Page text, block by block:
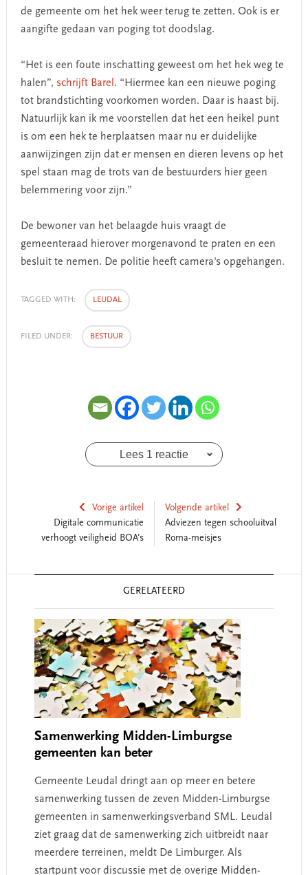
de gemeente om het hek weer terug te zetten. Ook is er
aangifte gedaan van poging tot doodslag.
“Het is een foute inschatting geweest om het hek weg te
halen”, schrijft Barel . “Hiermee kan een nieuwe poging
tot brandstichting voorkomen worden. Daar is haast bij.
Natuurlijk kan ik me voorstellen dat het een heikel punt
is om een hek te herplaatsen maar nu er duidelijke
aanwijzingen zijn dat er mensen en dieren levens op het
spel staan mag de trots van de bestuurders hier geen
belemmering voor zijn.”
De bewoner van het belaagde huis vraagt de
gemeenteraad hierover morgenavond te praten en een
besluit te nemen. De politie heeft camera's opgehangen.
TAGGED WITH: LEUDAL
FILED UNDER: BESTUUR
Lees 1 reactie
Vorige artikel
Digitale communicatie
verhoogt veiligheid BOA's
Volgende artikel
Adviezen tegen schooluitval
Roma-meisjes
GERELATEERD
Samenwerking Midden-Limburgse
gemeenten kan beter
Gemeente Leudal dringt aan op meer en betere
samenwerking tussen de zeven Midden-Limburgse
gemeenten in samenwerkingsverband SML. Leudal
ziet graag dat de samenwerking zich uitbreidt naar
meerdere terreinen, meldt De Limburger. Als
startpunt voor discussie met de overige Midden-